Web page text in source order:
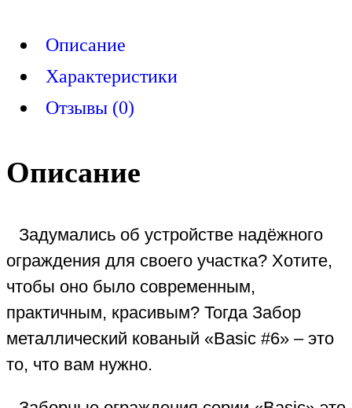
Описание
Характеристики
Отзывы (0)
Описание
Задумались об устройстве надёжного
ограждения для своего участка? Хотите,
чтобы оно было современным,
практичным, красивым? Тогда Забор
металлический кованый «Basic #6» – это
то, что вам нужно.